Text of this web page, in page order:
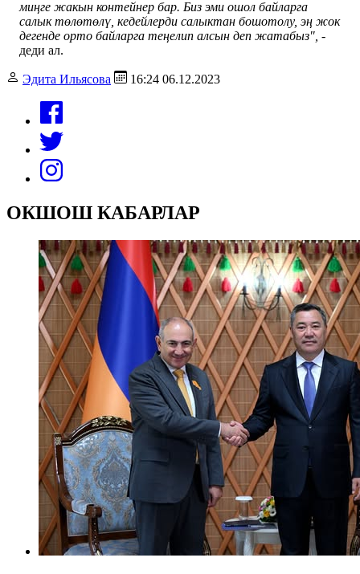
миңге жакын контейнер бар. Биз эми ошол байларга
салык төлөтөлү, кедейлерди салыктан бошотолу, эң жок
дегенде орто байларга теңелип алсын деп жатабыз", -
деди ал.
Эдита Ильясова 16:24 06.12.2023
ОКШОШ КАБАРЛАР